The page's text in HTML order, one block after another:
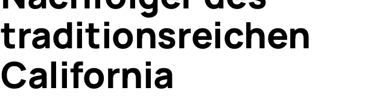
traditionsreichen
California